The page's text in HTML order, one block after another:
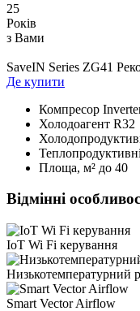
25
Років
з Вами
SaveIN Series ZG41
Де купити
Компресор
Холодоагент R32
Площа, м² до 40
Відмінні
IoT Wi Fi керування
Низькотемпературний
Smart Vector Airflow